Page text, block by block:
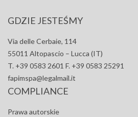
GDZIE JESTEŚMY
Via delle Cerbaie, 114
55011 Altopascio – Lucca (IT)
T. +39 0583 2601 F. +39 0583 25291
fapimspa@legalmail.it
COMPLIANCE
Prawa autorskie